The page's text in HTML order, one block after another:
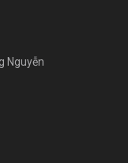
Nguyễn